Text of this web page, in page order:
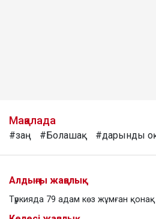
Мақалада
#заң #Болашақ #дарынды
Алдыңғы жаңалық
Түркияда 79 адам көз жұмған қонақ